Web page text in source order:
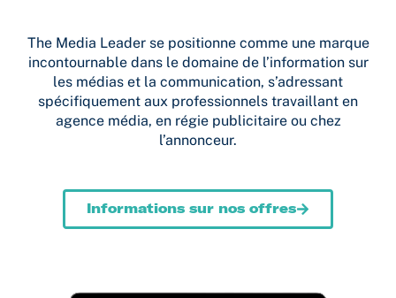
The Media Leader se positionne comme une marque
incontournable dans le domaine de l’information sur
les médias et la communication, s’adressant
spécifiquement aux professionnels travaillant en
agence média, en régie publicitaire ou chez
l’annonceur.
Informations sur nos offres